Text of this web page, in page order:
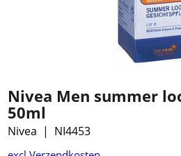
Nivea Men summer
50ml
Nivea NI4453